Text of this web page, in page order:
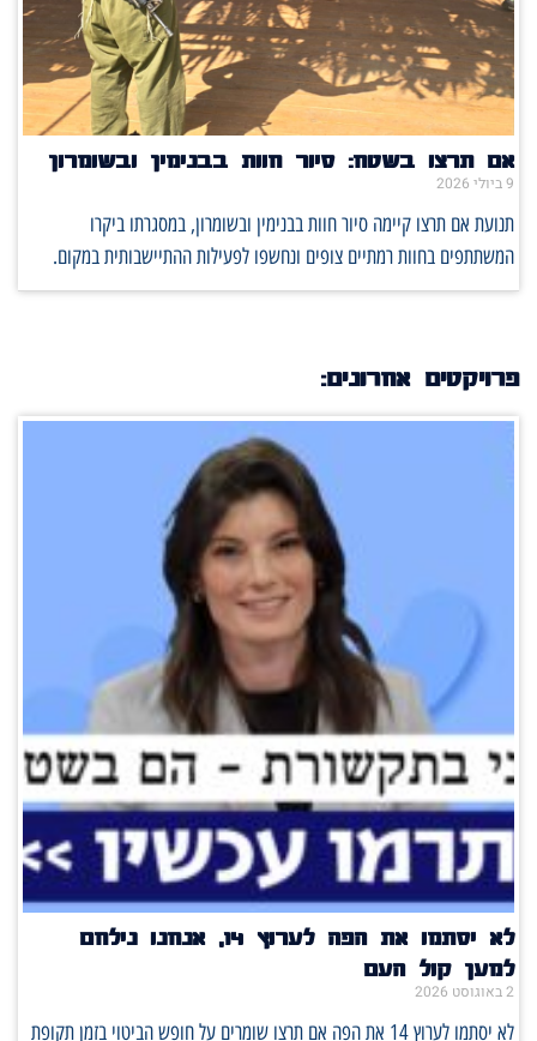
אם תרצו בשטח: סיור חוות בבנימין ובשומרון
9 ביולי 2026
תנועת אם תרצו קיימה סיור חוות בבנימין ובשומרון, במסגרתו ביקרו
המשתתפים בחוות רמתיים צופים ונחשפו לפעילות ההתיישבותית במקום.
פרויקטים אחרונים:
לא יסתמו את הפה לערוץ 14, אנחנו נילחם
למען קול העם
2 באוגוסט 2026
לא יסתמו לערוץ 14 את הפה אם תרצו שומרים על חופש הביטוי בזמן תקופת